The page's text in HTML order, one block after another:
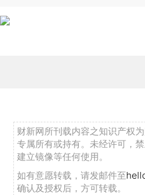
财新网所刊载内容之知识产权
专属所有或持有。未经许可，
建立镜像等任何使用。
如有意愿转载，请发邮件至
确认及授权后，方可转载。